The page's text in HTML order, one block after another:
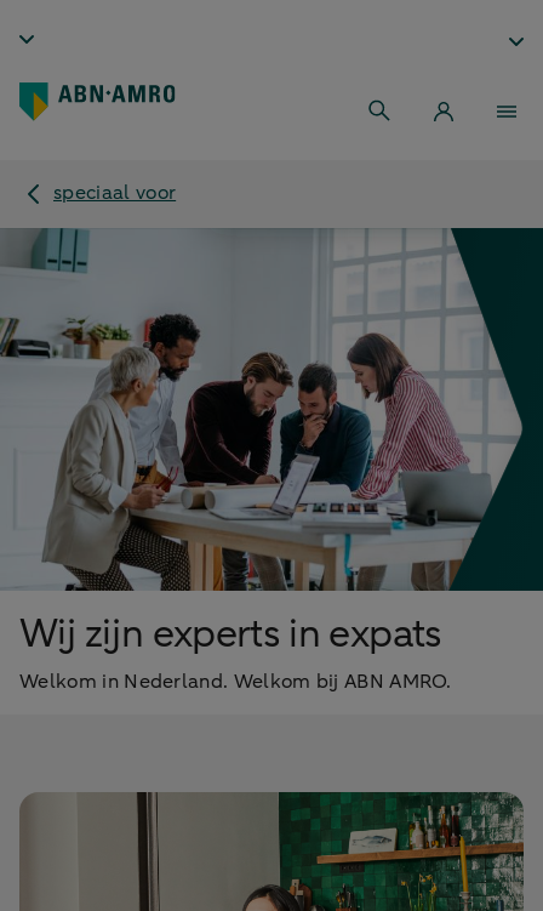
speciaal voor
Wij zijn experts in expats
Welkom in Nederland. Welkom bij ABN AMRO.